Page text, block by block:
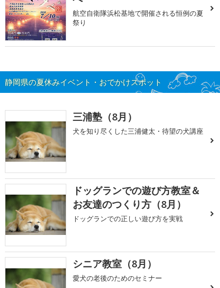
航空自衛隊浜松基地で開催される恒例の夏
祭り
静岡県の夏休みイベント・おでかけスポット
三浦塾（8月）
犬を知り尽くした三浦健太・待望の犬講座
ドッグランでの遊び方教室＆
お友達のつくり方（8月）
ドッグランでの正しい遊び方を実戦
シニア教室（8月）
愛犬の老後のためのセミナー